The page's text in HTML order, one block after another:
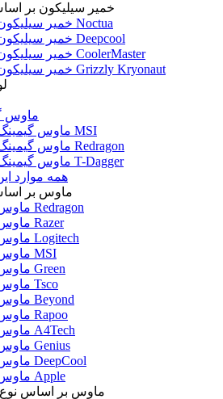
خمیر سیلیکون بر
خمیر سیلیکون Noctua
خمیر سیلیکون Deepcool
خمیر سیلیکون CoolerMaster
خمیر سیلیکون Grizzly Kryonaut
ماوس
ماوس گیمینگ MSI
ماوس گیمینگ Redragon
ماوس گیمینگ T-Dagger
همه موارد
ماوس بر
ماوس Redragon
ماوس Razer
ماوس Logitech
ماوس MSI
ماوس Green
ماوس Tsco
ماوس Beyond
ماوس Rapoo
ماوس A4Tech
ماوس Genius
ماوس DeepCool
ماوس Apple
ماوس بر اساس نوع